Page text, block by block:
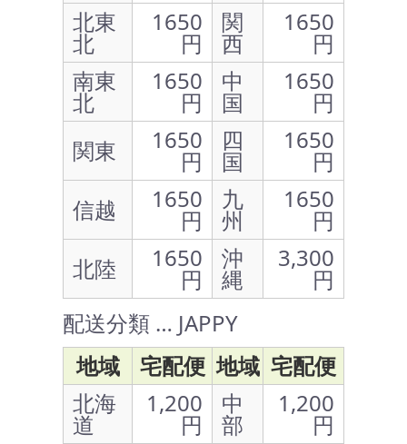
北東
北
1650
円
関
西
1650
円
南東
北
1650
円
中
国
1650
円
関東
1650
円
四
国
1650
円
信越
1650
円
九
州
1650
円
北陸
1650
円
沖
縄
3,300
円
配送分類 … JAPPY
地域
宅配便 地域 宅配便
北海
道
1,200
円
中
部
1,200
円